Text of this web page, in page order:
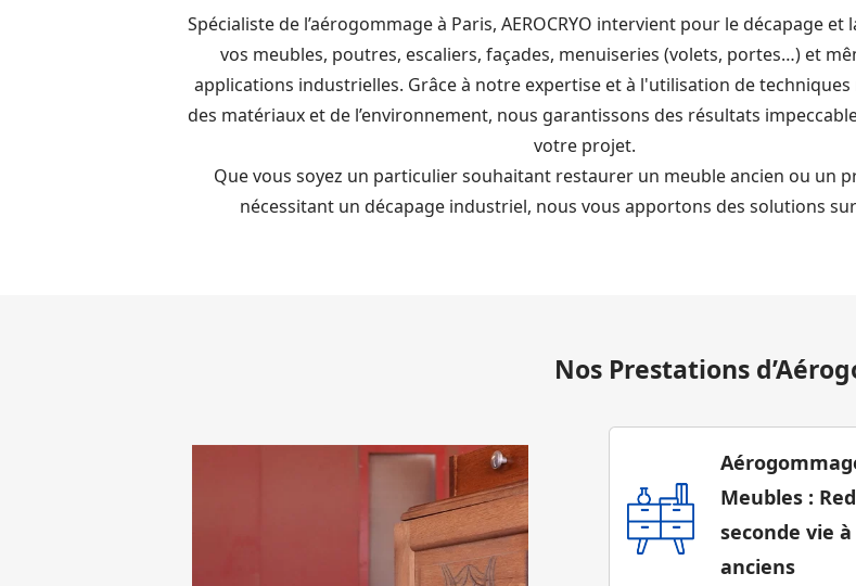
Spécialiste de l’aérogommage à Paris, AEROCRYO intervient pour le décapage et
vos meubles, poutres, escaliers, façades, menuiseries (volets, portes…) et
applications industrielles. Grâce à notre expertise et à l'utilisation de techniques
des matériaux et de l’environnement, nous garantissons des résultats
votre projet.
Que vous soyez un particulier souhaitant restaurer un meuble ancien ou un
nécessitant un décapage industriel, nous vous apportons des solutions
Nos Prestations
Meubles :
seconde vie
anciens